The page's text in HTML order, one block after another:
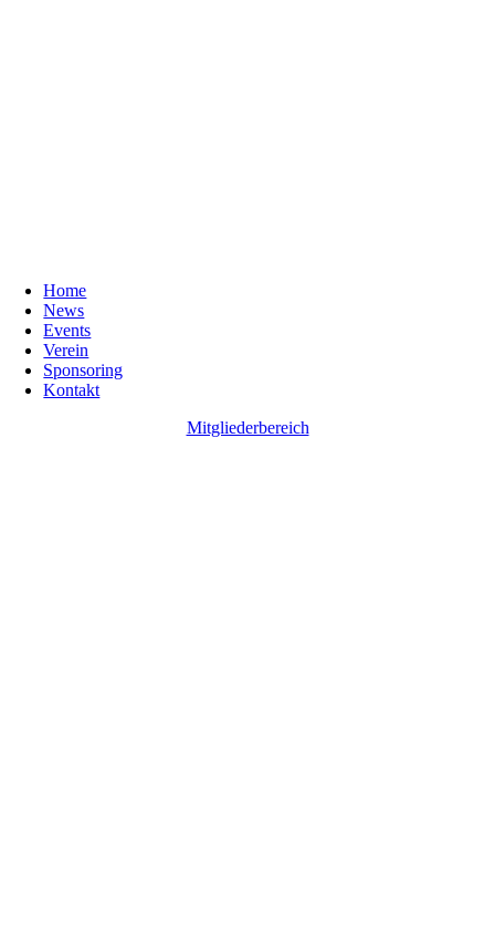
Home
News
Events
Verein
Sponsoring
Kontakt
Mitgliederbereich